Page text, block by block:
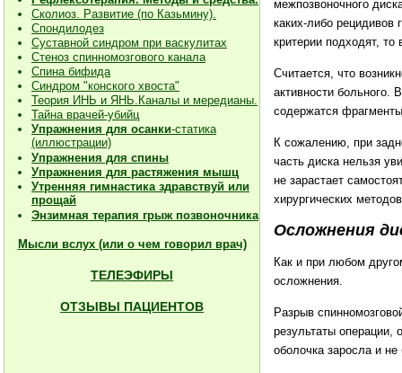
Сколиоз. Развитие (по Казьмину).
Спондилодез
Суставной синдром при васкулитах
Стеноз спинномозгового канала
Спина бифида
Синдром "конского хвоста"
Теория ИНЬ и ЯНЬ.Каналы и мередианы.
Тайна врачей-убийц
Упражнения для осанки-статика
(иллюстрации)
Упражнения для спины
Упражнения для растяжения мышц
Утренняя гимнастика здравствуй или
прощай
Энзимная терапия грыж позвоночника
Мысли вслух (или о чем говорил врач)
ТЕЛЕЭФИРЫ
ОТЗЫВЫ ПАЦИЕНТОВ
межпозвоночного
каких-либо
критерии подходят,
Считается, что
активности больного.
содержатся
К сожалению, при
часть диска нельзя
не зарастает
хирургических
Осложнения
Как и при любом
осложнения.
Разрыв
результаты операции,
оболочка заросла и